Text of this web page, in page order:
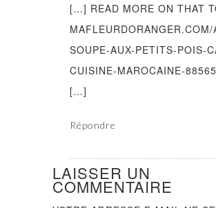
[…] READ MORE ON THAT
SOUPE-AUX-PETITS-POIS-
CUISINE-MAROCAINE-
[…]
Répondre
LAISSER UN
COMMENTAIRE